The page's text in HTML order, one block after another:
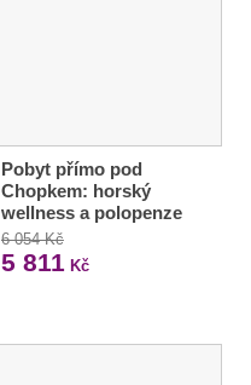
Pobyt přímo pod
Chopkem: horský
wellness a polopenze
6 054 Kč
5 811 Kč